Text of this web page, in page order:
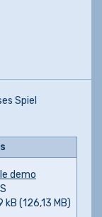
Spiel
demo
kB (126,13 MB)